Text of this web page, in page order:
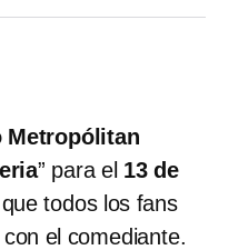
Metropólitan
” para el 13 de
todos los fans
el comediante.